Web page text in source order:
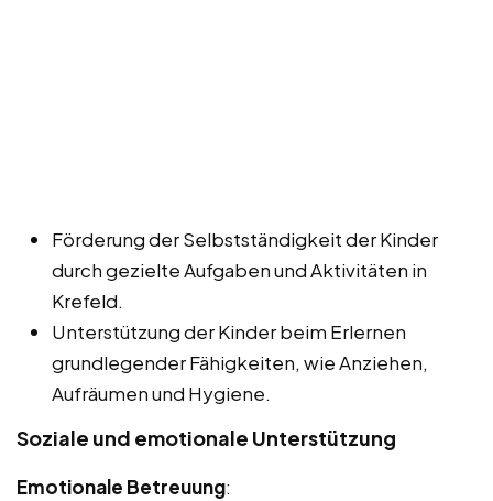
Förderung der Selbstständigkeit der Kinder
durch gezielte Aufgaben und Aktivitäten in
Krefeld.
Unterstützung der Kinder beim Erlernen
grundlegender Fähigkeiten, wie Anziehen,
Aufräumen und Hygiene.
Soziale und emotionale Unterstützung
Emotionale Betreuung: